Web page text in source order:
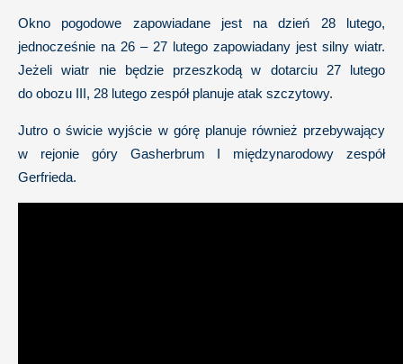
Okno pogodowe zapowiadane jest na dzień 28 lutego,
jednocześnie na 26 – 27 lutego zapowiadany jest silny wiatr.
Jeżeli wiatr nie będzie przeszkodą w dotarciu 27 lutego
do obozu III, 28 lutego zespół planuje atak szczytowy.
Jutro o świcie wyjście w górę planuje również przebywający
w rejonie góry Gasherbrum I międzynarodowy zespół
Gerfrieda.